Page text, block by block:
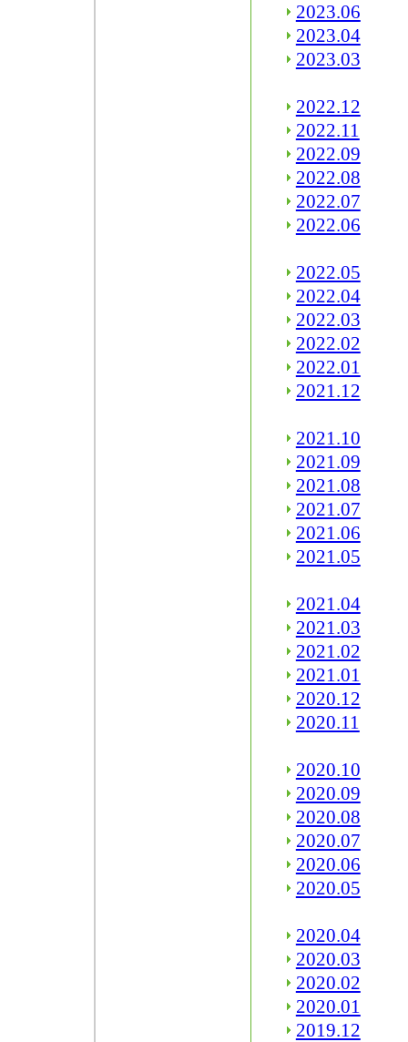
2023.06
2023.04
2023.03
2022.12
2022.11
2022.09
2022.08
2022.07
2022.06
2022.05
2022.04
2022.03
2022.02
2022.01
2021.12
2021.10
2021.09
2021.08
2021.07
2021.06
2021.05
2021.04
2021.03
2021.02
2021.01
2020.12
2020.11
2020.10
2020.09
2020.08
2020.07
2020.06
2020.05
2020.04
2020.03
2020.02
2020.01
2019.12